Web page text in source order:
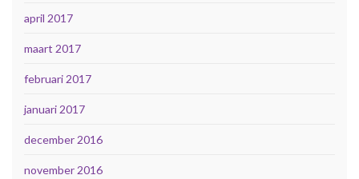
april 2017
maart 2017
februari 2017
januari 2017
december 2016
november 2016